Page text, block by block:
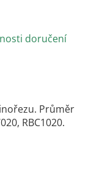
doručení
Průměr
RBC1020.